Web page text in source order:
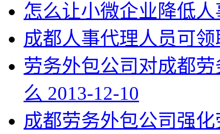
怎么让小微企业降低
成都人事代理人员可
劳务外包公司对成都
么 2013-12-10
成都劳务外包公司强